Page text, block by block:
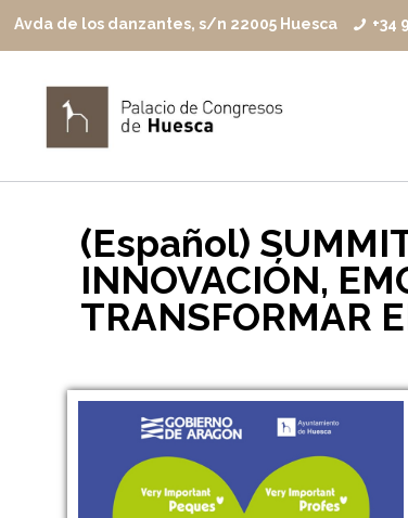
Avda de los danzantes, s/n 22005 Huesca +34
(Español)
INNOVACIÓN,
TRANSFORMAR